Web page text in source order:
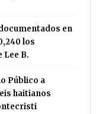
en
los
Lee B.
Público a
haitianos